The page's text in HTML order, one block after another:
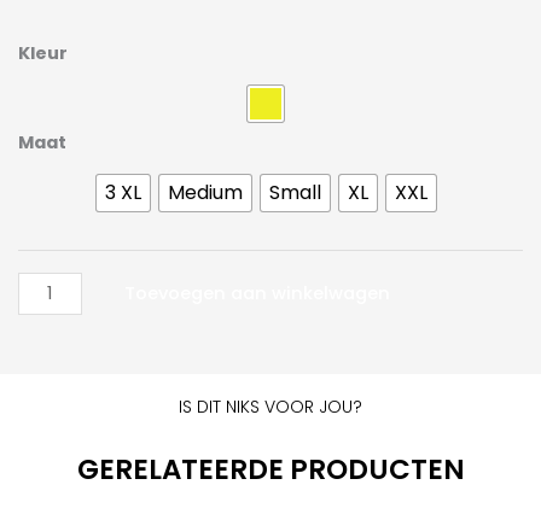
Kleur
Maat
3 XL Medium Small XL XXL
Portwest
HR
aantal
IS DIT NIKS VOOR JOU?
GERELATEERDE PRODUCTEN